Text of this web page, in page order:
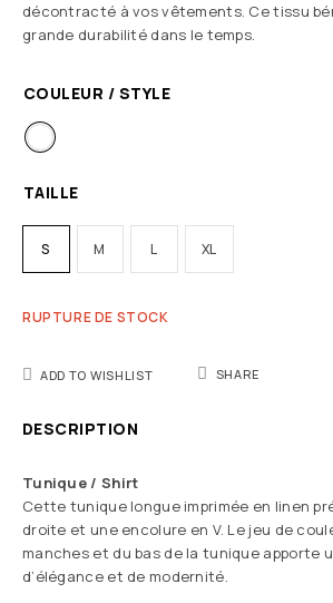
décontracté à vos vêtements. Ce tissu
grande durabilité dans le temps.
COULEUR / STYLE
TAILLE
S M L XL
RUPTURE DE STOCK
ADD TO WISHLIST SHARE
DESCRIPTION
Tunique / Shirt
Cette tunique longue imprimée en linen
droite et une encolure en V. Le jeu de
manches et du bas de la tunique apporte
d’élégance et de modernité.